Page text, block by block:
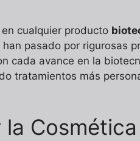
cualquier producto
han pasado por rigurosas
cada avance en la
tratamientos más
Cosmética